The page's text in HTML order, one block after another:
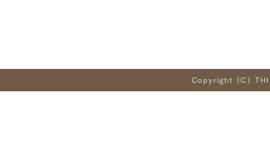
Copyright (C)